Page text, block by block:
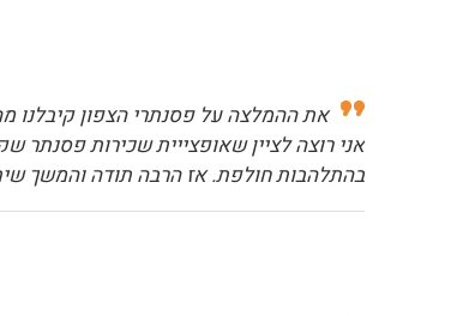
את ההמלצה על פסנתרי הצפון קיבלנו
אני רוצה לציין שאופצייית שכירות פסנתר
בהתלהבות חולפת. אז הרבה תודה והמשך